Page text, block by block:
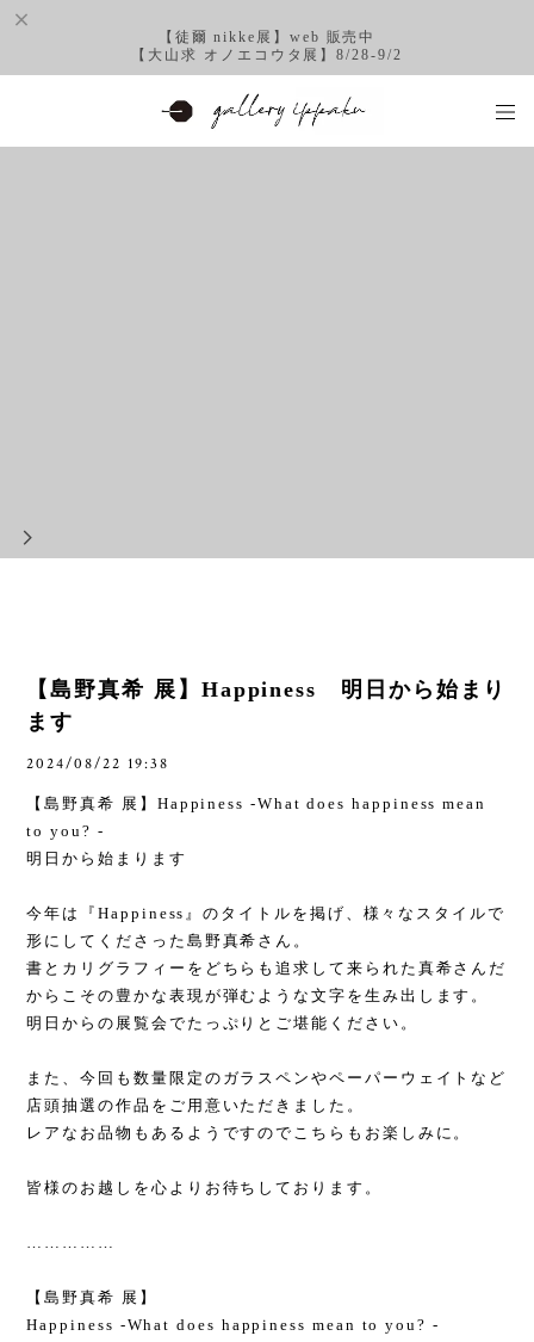
【徒爾 nikke展】web 販売中
【大山求 オノエコウタ展】8/28-9/2
【島野真希 展】Happiness 明日から始まり
ます
2024/08/22 19:38
【島野真希 展】 Happiness -What does happiness mean
to you? -
明日から始まります
今年は『Happiness 』のタイトルを掲げ、様々なスタイルで
形にしてくださった島野真希さん。
書とカリグラフィーをどちらも追求して来られた真希さんだ
からこその豊かな表現が弾むような文字を生み出します。
明日からの展覧会でたっぷりとご堪能ください。
また、今回も数量限定のガラスペンやペーパーウェイトなど
店頭抽選の作品をご用意いただきました。
レアなお品物もあるようですのでこちらもお楽しみに。
皆様のお越しを心よりお待ちしております。
……………
【島野真希 展】
Happiness -What does happiness mean to you? -